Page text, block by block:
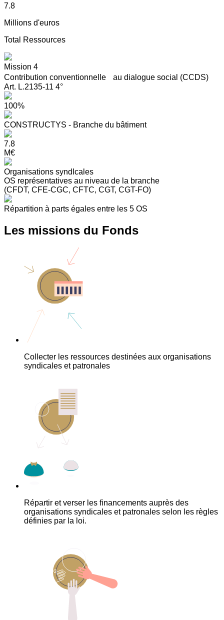
7.8
Millions d'euros
Total Ressources
Mission 4
Contribution conventionnelle au dialogue social (CCDS)
Art. L.2135-11 4°
100%
CONSTRUCTYS - Branche du bâtiment
7.8
M€
Organisations syndIcales
OS représentatives au niveau de la branche
(CFDT, CFE-CGC, CFTC, CGT, CGT-FO)
Répartition à parts égales entre les 5 OS
Les missions du Fonds
Collecter les ressources destinées aux organisations
syndicales et patronales
Répartir et verser les financements auprès des
organisations syndicales et patronales selon les règles
définies par la loi.